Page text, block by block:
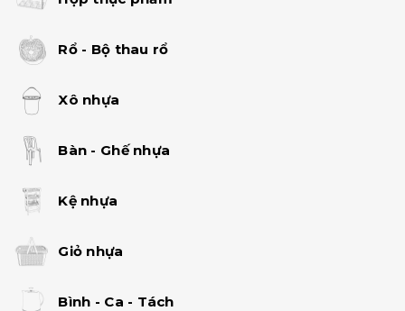
Rổ - Bộ thau rổ
Xô nhựa
Bàn - Ghế nhựa
Kệ nhựa
Giỏ nhựa
Bình - Ca - Tách